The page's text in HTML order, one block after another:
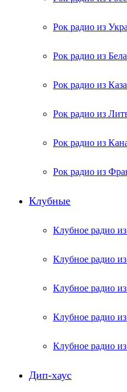
Рок радио из
Рок радио из
Рок радио из
Рок радио из
Рок радио из
Рок радио из
Клубные
Клубное радио
Клубное радио
Клубное радио
Клубное радио
Клубное радио
Дип-хаус